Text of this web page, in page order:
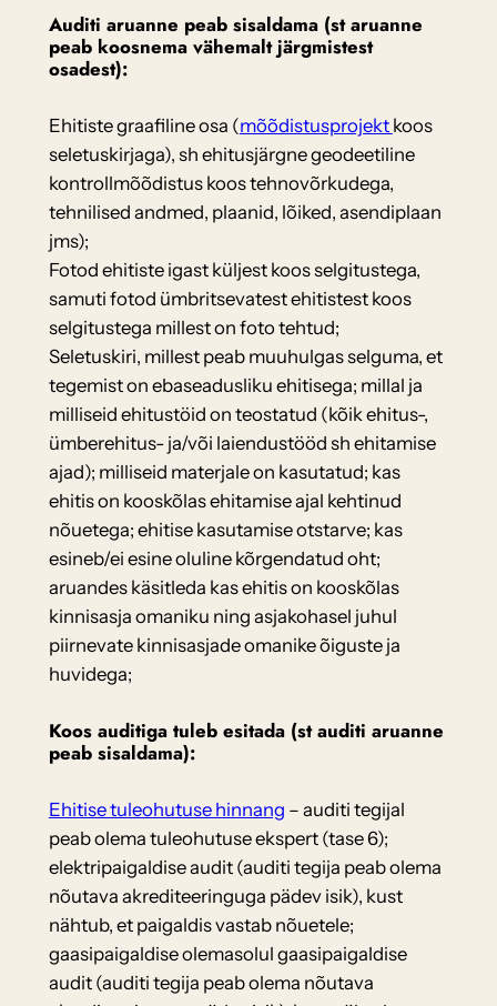
Auditi aruanne peab sisaldama (st aruanne
peab koosnema vähemalt järgmistest
osadest):
Ehitiste graafiline osa (mõõdistusprojekt koos
seletuskirjaga), sh ehitusjärgne geodeetiline
kontrollmõõdistus koos tehnovõrkudega,
tehnilised andmed, plaanid, lõiked, asendiplaan
jms);
Fotod ehitiste igast küljest koos selgitustega,
samuti fotod ümbritsevatest ehitistest koos
selgitustega millest on foto tehtud;
Seletuskiri, millest peab muuhulgas selguma, et
tegemist on ebaseadusliku ehitisega; millal ja
milliseid ehitustöid on teostatud (kõik ehitus-,
ümberehitus- ja/või laiendustööd sh ehitamise
ajad); milliseid materjale on kasutatud; kas
ehitis on kooskõlas ehitamise ajal kehtinud
nõuetega; ehitise kasutamise otstarve; kas
esineb/ei esine oluline kõrgendatud oht;
aruandes käsitleda kas ehitis on kooskõlas
kinnisasja omaniku ning asjakohasel juhul
piirnevate kinnisasjade omanike õiguste ja
huvidega;
Koos auditiga tuleb esitada (st auditi aruanne
peab sisaldama):
Ehitise tuleohutuse hinnang – auditi tegijal
peab olema tuleohutuse ekspert (tase 6);
elektripaigaldise audit (auditi tegija peab olema
nõutava akrediteeringuga pädev isik), kust
nähtub, et paigaldis vastab nõuetele;
gaasipaigaldise olemasolul gaasipaigaldise
audit (auditi tegija peab olema nõutava